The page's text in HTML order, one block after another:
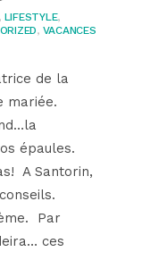
, LIFESTYLE,
, VACANCES
de la
mariée.
épaules.
A Santorin,
Par
ces